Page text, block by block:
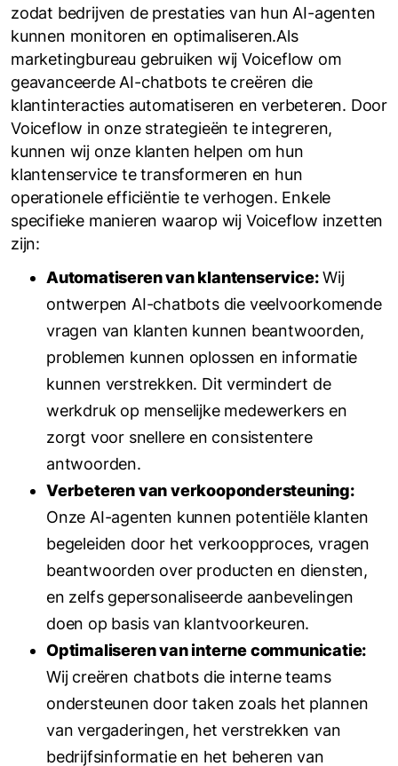
zodat bedrijven de prestaties van hun AI-agenten
kunnen monitoren en optimaliseren.Als
marketingbureau gebruiken wij Voiceflow om
geavanceerde AI-chatbots te creëren die
klantinteracties automatiseren en verbeteren. Door
Voiceflow in onze strategieën te integreren,
kunnen wij onze klanten helpen om hun
klantenservice te transformeren en hun
operationele efficiëntie te verhogen. Enkele
specifieke manieren waarop wij Voiceflow inzetten
zijn:
Automatiseren van klantenservice:Wij
ontwerpen AI-chatbots die veelvoorkomende
vragen van klanten kunnen beantwoorden,
problemen kunnen oplossen en informatie
kunnen verstrekken. Dit vermindert de
werkdruk op menselijke medewerkers en
zorgt voor snellere en consistentere
antwoorden.
Verbeteren van verkoopondersteuning:
Onze AI-agenten kunnen potentiële klanten
begeleiden door het verkoopproces, vragen
beantwoorden over producten en diensten,
en zelfs gepersonaliseerde aanbevelingen
doen op basis van klantvoorkeuren.
Optimaliseren van interne communicatie:
Wij creëren chatbots die interne teams
ondersteunen door taken zoals het plannen
van vergaderingen, het verstrekken van
bedrijfsinformatie en het beheren van